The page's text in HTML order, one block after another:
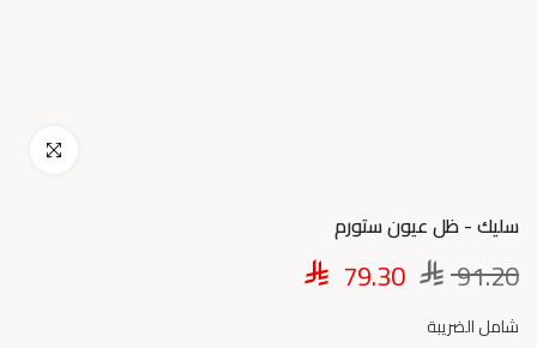
اضغط للتكبير
سليك - ظل عيون ستورم
91.20
79.30
شامل الضريبة